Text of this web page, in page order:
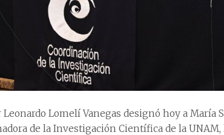
Lomelí Vanegas designó hoy a María
de la Investigación Científica de la